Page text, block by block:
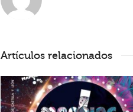
Artículos relacionados